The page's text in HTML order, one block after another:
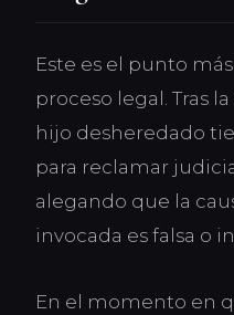
Este es el punto
proceso legal. Tras
hijo desheredado
para reclamar
alegando que la
invocada es falsa o
En el momento en